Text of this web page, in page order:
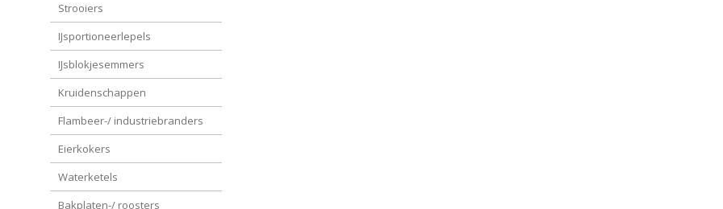
Strooiers
IJsportioneerlepels
IJsblokjesemmers
Kruidenschappen
Flambeer-/ industriebranders
Eierkokers
Waterketels
Bakplaten-/ roosters